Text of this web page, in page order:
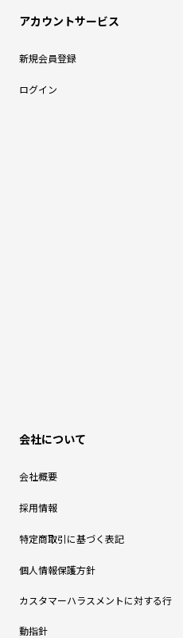
アカウントサービス
新規会員登録
ログイン
会社について
会社概要
採用情報
特定商取引に基づく表記
個人情報保護方針
カスタマーハラスメントに対する行
動指針